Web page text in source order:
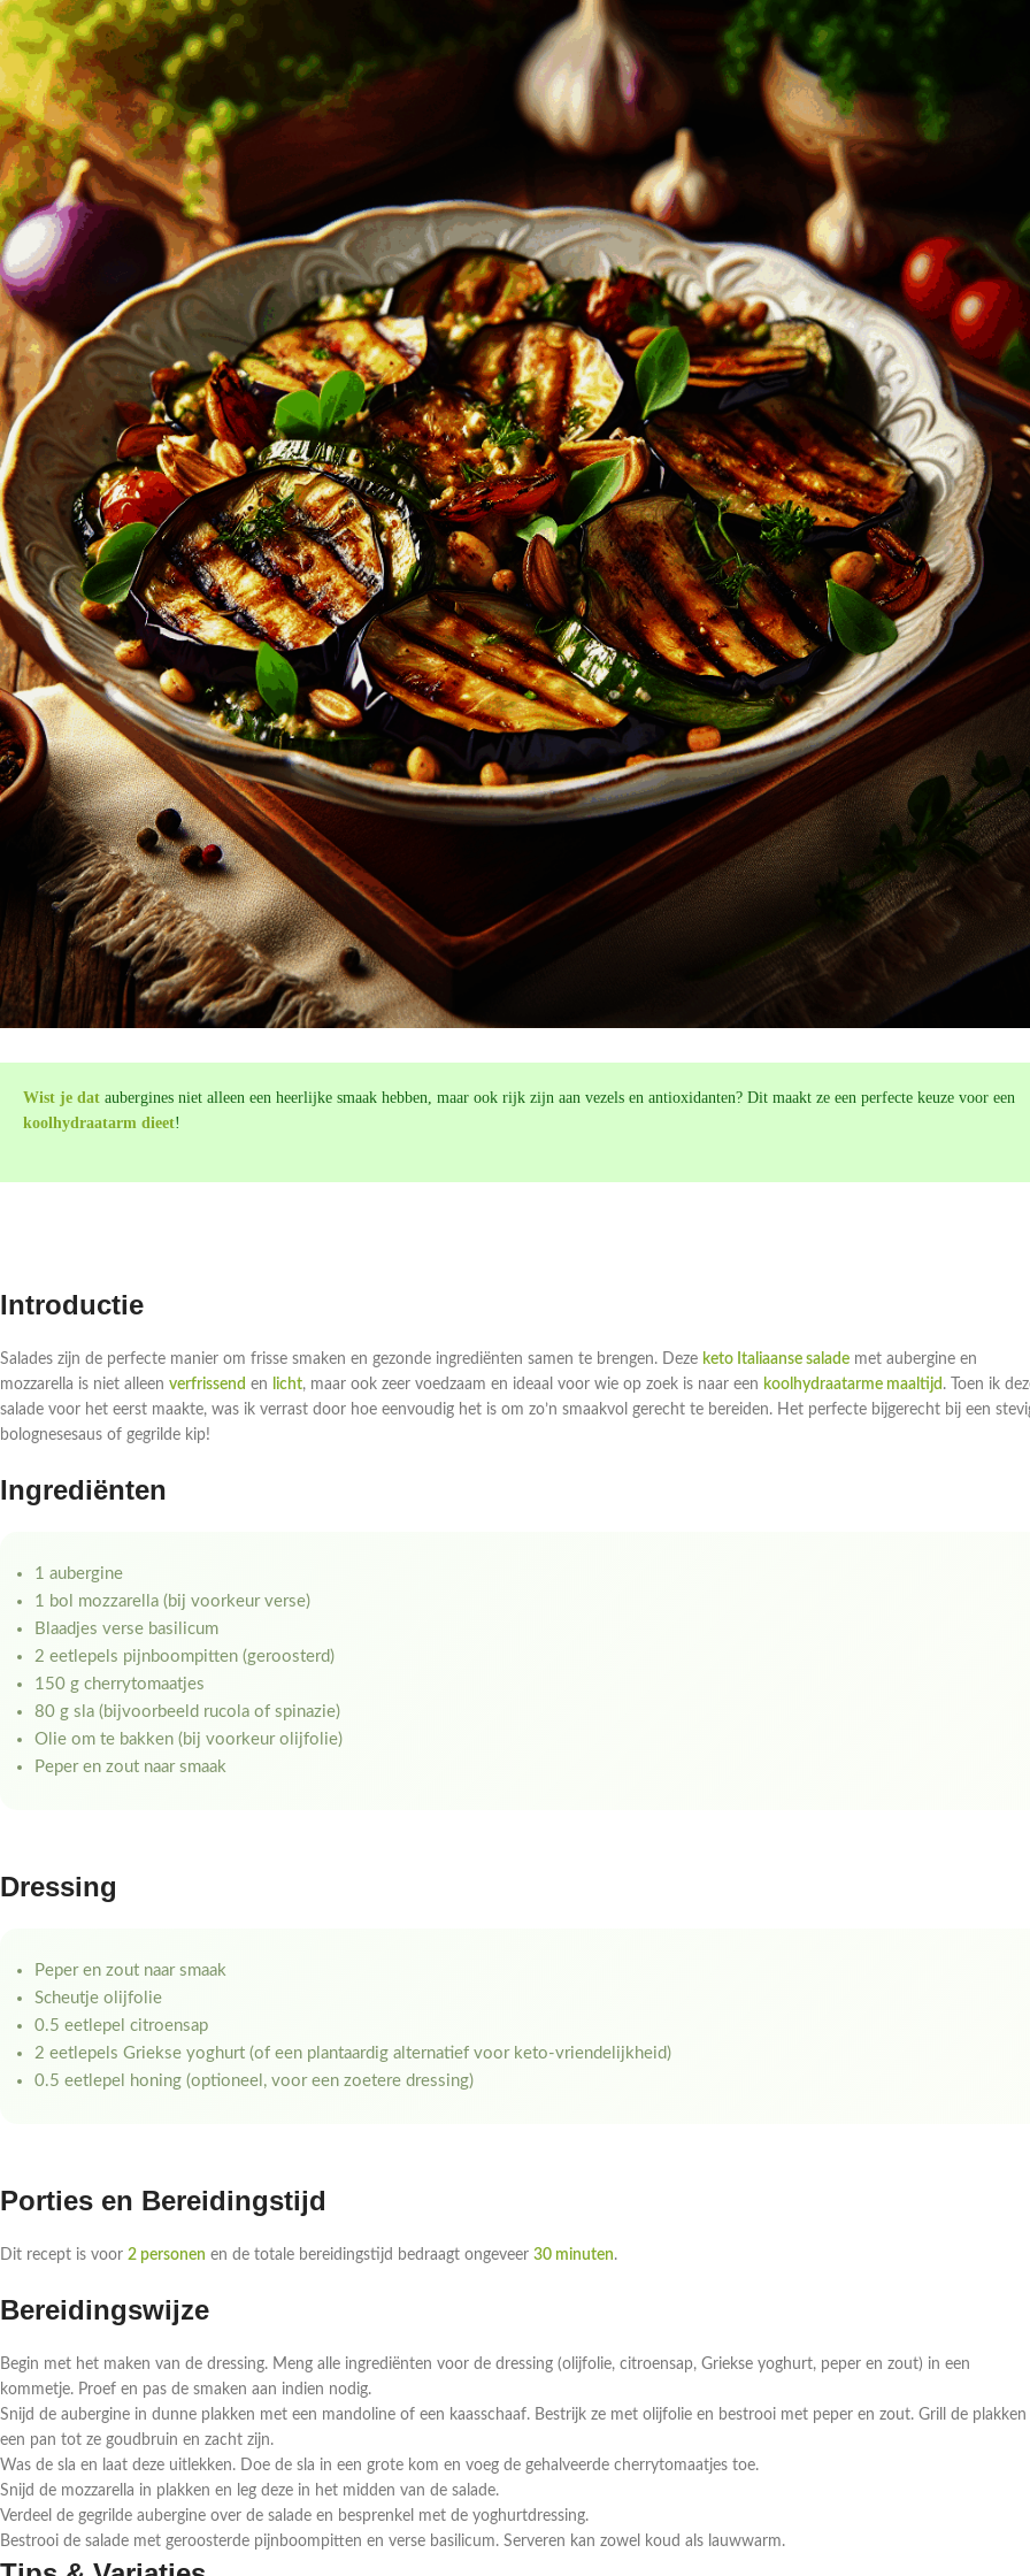
Wist je dat aubergines niet alleen een heerlijke smaak hebben, maar ook rijk zijn aan vezels en antioxidanten? Dit maakt ze een perfecte keuze voor een
koolhydraatarm dieet!
Introductie
Salades zijn de perfecte manier om frisse smaken en gezonde ingrediënten samen te brengen. Deze keto Italiaanse salade met aubergine en
mozzarella is niet alleen verfrissend en licht, maar ook zeer voedzaam en ideaal voor wie op zoek is naar een koolhydraatarme maaltijd . Toen ik
salade voor het eerst maakte, was ik verrast door hoe eenvoudig het is om zo’n smaakvol gerecht te bereiden. Het perfecte bijgerecht bij een
bolognesesaus of gegrilde kip!
Ingrediënten
1 aubergine
1 bol mozzarella (bij voorkeur verse)
Blaadjes verse basilicum
2 eetlepels pijnboompitten (geroosterd)
150 g cherrytomaatjes
80 g sla (bijvoorbeeld rucola of spinazie)
Olie om te bakken (bij voorkeur olijfolie)
Peper en zout naar smaak
Dressing
Peper en zout naar smaak
Scheutje olijfolie
0.5 eetlepel citroensap
2 eetlepels Griekse yoghurt (of een plantaardig alternatief voor keto-vriendelijkheid)
0.5 eetlepel honing (optioneel, voor een zoetere dressing)
Porties en Bereidingstijd
Dit recept is voor 2 personen en de totale bereidingstijd bedraagt ongeveer 30 minuten.
Bereidingswijze
Begin met het maken van de dressing. Meng alle ingrediënten voor de dressing (olijfolie, citroensap, Griekse yoghurt, peper en zout) in een
kommetje. Proef en pas de smaken aan indien nodig.
Snijd de aubergine in dunne plakken met een mandoline of een kaasschaaf. Bestrijk ze met olijfolie en bestrooi met peper en zout. Grill de plakken
een pan tot ze goudbruin en zacht zijn.
Was de sla en laat deze uitlekken. Doe de sla in een grote kom en voeg de gehalveerde cherrytomaatjes toe.
Snijd de mozzarella in plakken en leg deze in het midden van de salade.
Verdeel de gegrilde aubergine over de salade en besprenkel met de yoghurtdressing.
Bestrooi de salade met geroosterde pijnboompitten en verse basilicum. Serveren kan zowel koud als lauwwarm.